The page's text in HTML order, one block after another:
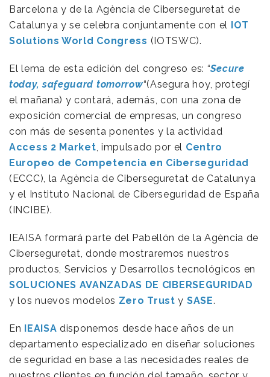
Barcelona y de la Agència de Ciberseguretat de
Catalunya y se celebra conjuntamente con el IOT
Solutions World Congress (IOTSWC).
El lema de esta edición del congreso es: “Secure
today, safeguard tomorrow“(Asegura hoy, protegí
el mañana) y contará, además, con una zona de
exposición comercial de empresas, un congreso
con más de sesenta ponentes y la actividad
Access 2 Market, impulsado por el Centro
Europeo de Competencia en Ciberseguridad
(ECCC), la Agència de Ciberseguretat de Catalunya
y el Instituto Nacional de Ciberseguridad de España
(INCIBE).
IEAISA formará parte del Pabellón de la Agència de
Ciberseguretat, donde mostraremos nuestros
productos, Servicios y Desarrollos tecnológicos en
SOLUCIONES AVANZADAS DE CIBERSEGURIDAD
y los nuevos modelos Zero Trust y SASE.
En IEAISA disponemos desde hace años de un
departamento especializado en diseñar soluciones
de seguridad en base a las necesidades reales de